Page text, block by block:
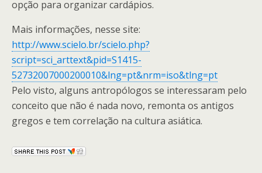
opção para organizar cardápios.
Mais informações, nesse site:
http://www.scielo.br/scielo.php?
script=sci_arttext&pid=S1415-
52732007000200010&lng=pt&nrm=iso&tlng=pt
Pelo visto, alguns antropólogos se interessaram pelo
conceito que não é nada novo, remonta os antigos
gregos e tem correlação na cultura asiática.